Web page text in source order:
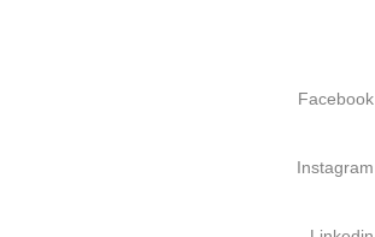
Facebook
Instagram